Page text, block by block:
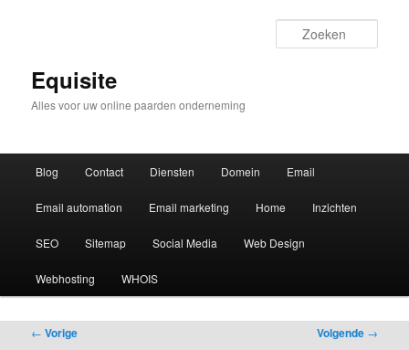
Equisite
Alles voor uw online paarden onderneming
Blog Contact Diensten Domein Email
Email automation Email marketing Home Inzichten
SEO Sitemap Social Media Web Design
Webhosting WHOIS
Bericht
← Vorige Volgende →